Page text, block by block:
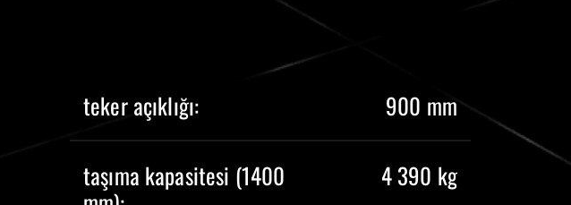
teker açıklığı: 900 mm
taşıma kapasitesi (1400
4 390 kg